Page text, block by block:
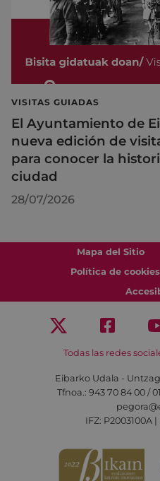
VISITAS GUIADAS
El Ayuntamiento de
nueva edición de
para conocer la
ciudad
28/07/2026
Mapa del Sitio
Política de cookies
Todas las redes
Eibarko Udala -
Tfnoa.: 943 70 84 00 /
IFZ: P2003100A